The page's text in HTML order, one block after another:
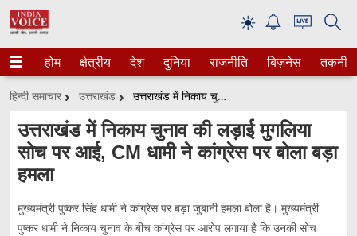
☀
होम क्षेत्रीय देश दुनिया राजनीति बिज़नेस तकनीक
हिन्दी समाचार उत्तराखंड उत्तराखंड में निकाय चुनाव की लड़ाई मुगलिया सोच पर आई, CM धामी ने कांग्रेस पर बोला बड़ा हमला
उत्तराखंड में निकाय चुनाव की लड़ाई मुगलिया
सोच पर आई, CM धामी ने कांग्रेस पर बोला बड़ा
हमला
मुख्यमंत्री पुष्कर सिंह धामी ने कांग्रेस पर बड़ा जुबानी हमला बोला है। मुख्यमंत्री
पुष्कर धामी ने निकाय चुनाव के बीच कांग्रेस पर आरोप लगाया है कि उनकी सोच